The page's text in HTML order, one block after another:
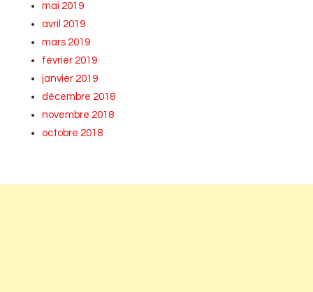
mai 2019
avril 2019
mars 2019
février 2019
janvier 2019
décembre 2018
novembre 2018
octobre 2018